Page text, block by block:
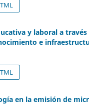
y laboral a
e
en la emisión de